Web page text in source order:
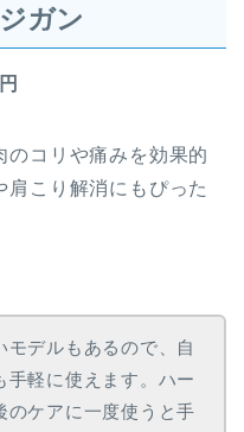
ガン
のコリや痛みを効果的
肩こり解消にもぴった
モデルもあるので、自
手軽に使えます。ハー
のケアに一度使うと手